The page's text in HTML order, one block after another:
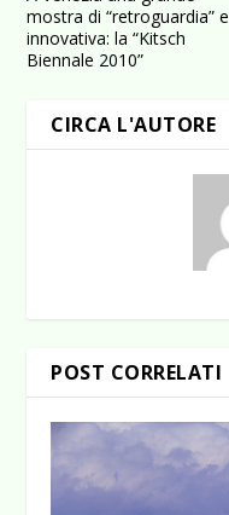
mostra di “retroguardia” e
innovativa: la “Kitsch
Biennale 2010”
CIRCA L'AUTORE
POST CORRELATI